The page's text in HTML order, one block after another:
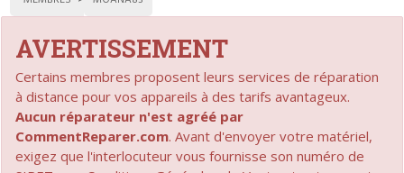
AVERTISSEMENT
Certains membres proposent leurs services de réparation
à distance pour vos appareils à des tarifs avantageux.
Aucun réparateur n'est agréé par
CommentReparer.com. Avant d'envoyer votre matériel,
exigez que l'interlocuteur vous fournisse son numéro de